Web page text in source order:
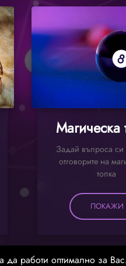
да работи оптимално за
Магическа
Задай въпроса си
отговорите на
топка
ПОКАЖИ